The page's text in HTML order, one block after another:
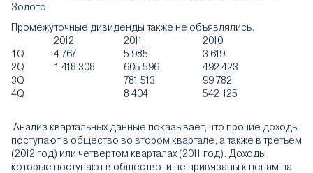
Золото.
Промежуточные дивиденды также не объявлялись.
2012
2011
2010
1Q
4 767 5 985
3 619
2Q
1 418 308 605 596
492 423
3Q
781 513
99 782
4Q
8 404 542 125
Анализ квартальных данные показывает, что прочие доходы
поступают в общество во втором квартале, а также в третьем
(2012 год) или четвертом кварталах (2011 год). Доходы,
которые поступают в общество, и не привязаны к ценам на